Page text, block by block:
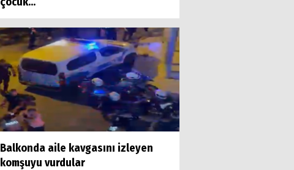
Balkonda aile kavgasını izleyen
komşuyu vurdular